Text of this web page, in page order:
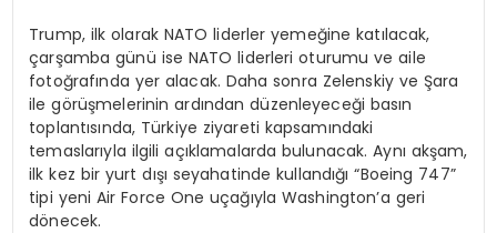
Trump, ilk olarak NATO liderler yemeğine katılacak,
çarşamba günü ise NATO liderleri oturumu ve aile
fotoğrafında yer alacak. Daha sonra Zelenskiy ve Şara
ile görüşmelerinin ardından düzenleyeceği basın
toplantısında, Türkiye ziyareti kapsamındaki
temaslarıyla ilgili açıklamalarda bulunacak. Aynı akşam,
ilk kez bir yurt dışı seyahatinde kullandığı “Boeing 747”
tipi yeni Air Force One uçağıyla Washington’a geri
dönecek.